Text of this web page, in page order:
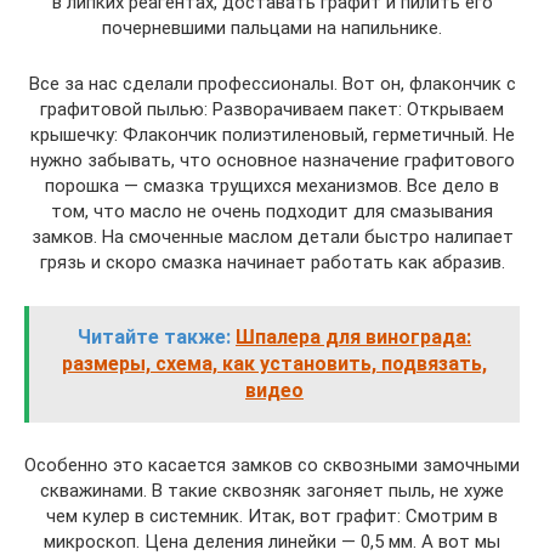
почерневшими пальцами на напильнике.
Все за нас сделали профессионалы. Вот он, флакончик с
графитовой пылью: Разворачиваем пакет: Открываем
крышечку: Флакончик полиэтиленовый, герметичный. Не
нужно забывать, что основное назначение графитового
порошка — смазка трущихся механизмов. Все дело в
том, что масло не очень подходит для смазывания
замков. На смоченные маслом детали быстро налипает
грязь и скоро смазка начинает работать как абразив.
Читайте также: Шпалера для винограда:
размеры, схема, как установить, подвязать,
видео
Особенно это касается замков со сквозными замочными
скважинами. В такие сквозняк загоняет пыль, не хуже
чем кулер в системник. Итак, вот графит: Смотрим в
микроскоп. Цена деления линейки — 0,5 мм. А вот мы